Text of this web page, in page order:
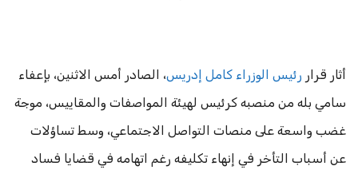
أثار قرار رئيس الوزراء كامل إدريس، الصادر أمس الاثنين، بإعفاء
سامي بله من منصبه كرئيس لهيئة المواصفات والمقاييس، موجة
غضب واسعة على منصات التواصل الاجتماعي، وسط تساؤلات
عن أسباب التأخر في إنهاء تكليفه رغم اتهامه في قضايا فساد